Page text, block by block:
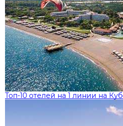
Топ-10 отелей на 1 линии на